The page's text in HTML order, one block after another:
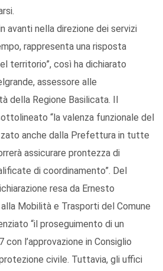
avanti nella direzione dei servizi
rappresenta una risposta
territorio”, così ha dichiarato
assessore alle
della Regione Basilicata. Il
“la valenza funzionale del
anche dalla Prefettura in tutte
assicurare prontezza di
di coordinamento”. Del
resa da Ernesto
Mobilità e Trasporti del Comune
“il proseguimento di un
l’approvazione in Consiglio
civile. Tuttavia, gli uffici